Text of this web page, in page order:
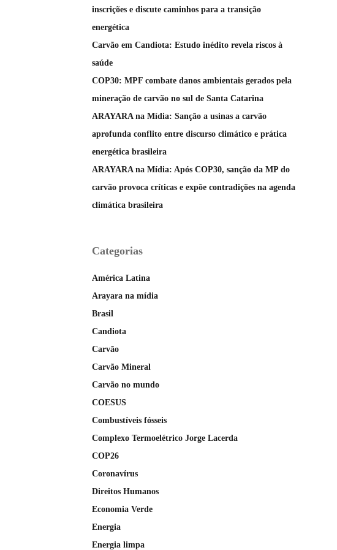
inscrições e discute caminhos para a transição
energética
Carvão em Candiota: Estudo inédito revela riscos à
saúde
COP30: MPF combate danos ambientais gerados pela
mineração de carvão no sul de Santa Catarina
ARAYARA na Mídia: Sanção a usinas a carvão
aprofunda conflito entre discurso climático e prática
energética brasileira
ARAYARA na Mídia: Após COP30, sanção da MP do
carvão provoca críticas e expõe contradições na agenda
climática brasileira
Categorias
América Latina
Arayara na mídia
Brasil
Candiota
Carvão
Carvão Mineral
Carvão no mundo
COESUS
Combustíveis fósseis
Complexo Termoelétrico Jorge Lacerda
COP26
Coronavírus
Direitos Humanos
Economia Verde
Energia
Energia limpa